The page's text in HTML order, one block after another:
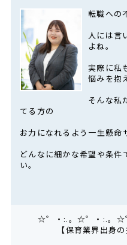
転職への
人には言
よね。
実際に私
悩みを抱
そんな私
てる方の
お力になれるよう一生懸
どんなに細かな希望や条件
い。
☆゜・:.。☆゜・:.。☆
【保育業界出身